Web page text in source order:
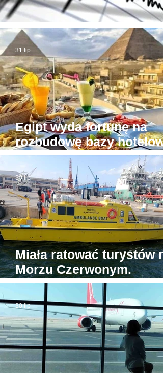
Trzęsienie ziemi w
Egipt wyda fortunę na
rozbudowę bazy
wokół Piramid w Gizie
31 lip
Miała ratować turystów
Morzu Czerwonym.
Tymczasem jedyna
egipska karetka wodna...
stoi w porcie
30 lip
30 lip